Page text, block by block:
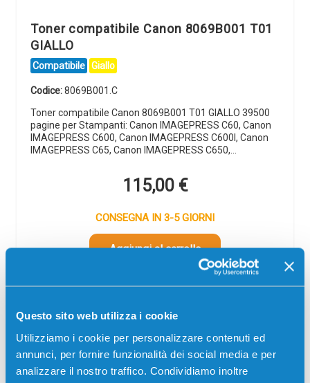
Questo sito web utilizza i cookie
Utilizziamo i cookie per personalizzare contenuti ed
annunci, per fornire funzionalità dei social media e per
analizzare il nostro traffico. Condividiamo inoltre
Toner compatibile Canon 8069B001 T01
GIALLO
Compatibile Giallo
Codice:8069B001.C
Toner compatibile Canon 8069B001 T01 GIALLO 39500
pagine per Stampanti: Canon IMAGEPRESS C60, Canon
IMAGEPRESS C600, Canon IMAGEPRESS C600I, Canon
IMAGEPRESS C65, Canon IMAGEPRESS C650,…
115,00 €
CONSEGNA IN 3-5 GIORNI
Aggiungi al carrello
Spedizione gratuita
SCADE TRA:
02
giorni
04
ore
30
min
56
sec
Più acquisti, più risparmi:Visita la pagina prodotto per